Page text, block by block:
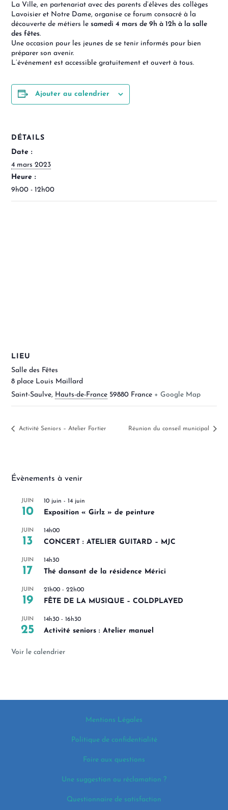
La Ville, en partenariat avec des parents d’élèves des collèges
Lavoisier et Notre Dame, organise ce forum consacré à la
découverte de métiers lesamedi 4 mars de 9h à 12h à la salle
des fêtes.
Une occasion pour les jeunes de se tenir informés pour bien
préparer son avenir.
L’événement est accessible gratuitement et ouvert à tous.
Ajouter au calendrier
DÉTAILS
Date :
4 mars 2023
Heure :
9h00 - 12h00
LIEU
Salle des Fêtes
8 place Louis Maillard
Saint-Saulve, Hauts-de-France 59880 France + Google Map
Activité Seniors – Atelier Fortier Réunion du conseil municipal
Évènements à venir
JUIN
10
10 juin -14 juin
Exposition « Girlz » de peinture
JUIN
13
14h00
CONCERT : ATELIER GUITARD – MJC
JUIN
17
14h30
Thé dansant de la résidence Mérici
JUIN
19
21h00 -22h00
FÊTE DE LA MUSIQUE – COLDPLAYED
JUIN
25
14h30 -16h30
Activité seniors : Atelier manuel
Voir le calendrier
Mentions Légales
Politique de confidentialité
Foire aux questions
Une suggestion ou réclamation ?
Questionnaire de satisfaction